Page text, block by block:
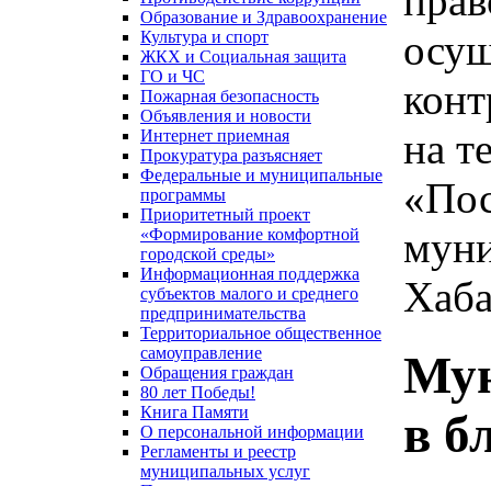
Образование и Здравоохранение
Культура и спорт
ЖКХ и Социальная защита
ГО и ЧС
Пожарная безопасность
Объявления и новости
Интернет приемная
Прокуратура разъясняет
Федеральные и муниципальные
программы
Приоритетный проект
«Формирование комфортной
городской среды»
Информационная поддержка
субъектов малого и среднего
предпринимательства
Территориальное общественное
самоуправление
Обращения граждан
80 лет Победы!
Книга Памяти
О персональной информации
Регламенты и реестр
муниципальных услуг
на
в